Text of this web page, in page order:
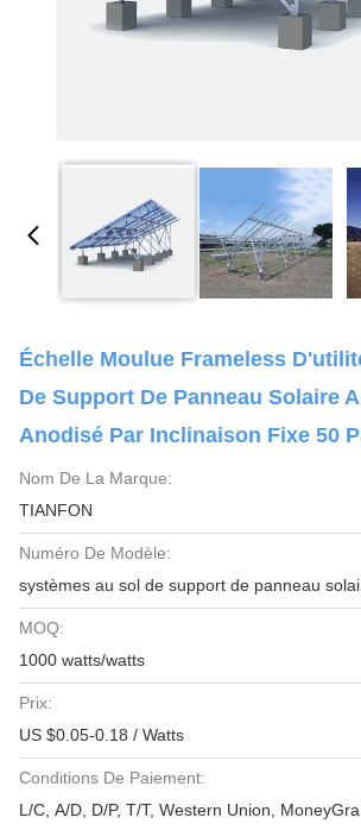
Échelle Moulue Frameless
De Support De Panneau Solaire
Anodisé Par Inclinaison Fixe 50
Nom De La Marque:
TIANFON
Numéro De Modèle:
systèmes au sol de support de panneau
MOQ:
1000 watts/watts
Prix:
US $0.05-0.18 / Watts
Conditions De Paiement:
L/C, A/D, D/P, T/T, Western Union,